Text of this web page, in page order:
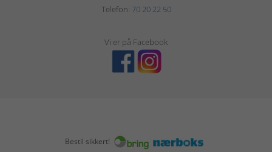
Telefon: 70 20 22 50
Vi er på Facebook
Bestil sikkert!